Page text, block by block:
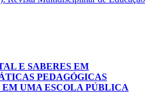
E SABERES EM
PEDAGÓGICAS
UMA ESCOLA PÚBLICA